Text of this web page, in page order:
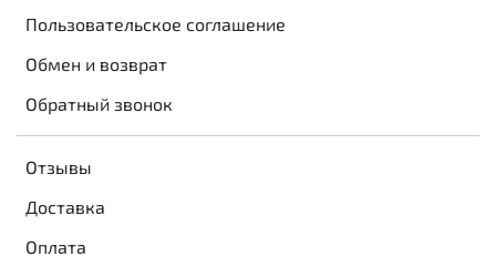
Пользовательское соглашение
Обмен и возврат
Обратный звонок
Отзывы
Доставка
Оплата